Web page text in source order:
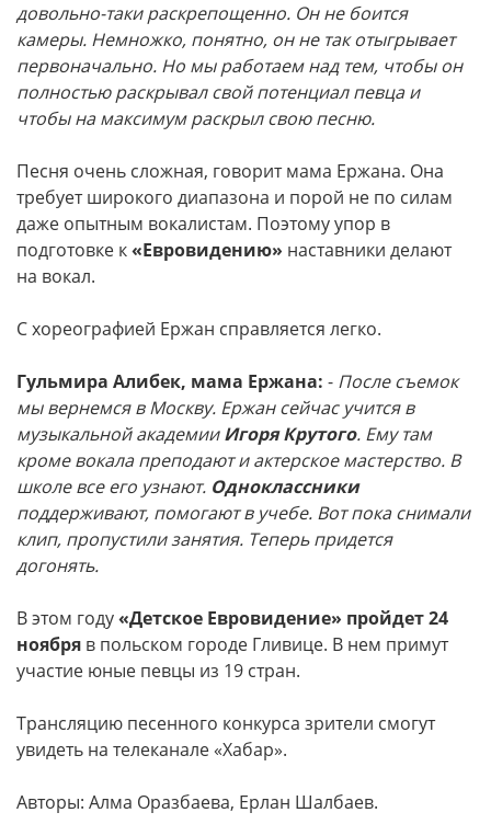
довольно-таки раскрепощенно. Он не боится
камеры. Немножко, понятно, он не так отыгрывает
первоначально. Но мы работаем над тем, чтобы он
полностью раскрывал свой потенциал певца и
чтобы на максимум раскрыл свою песню.
Песня очень сложная, говорит мама Ержана. Она
требует широкого диапазона и порой не по силам
даже опытным вокалистам. Поэтому упор в
подготовке к«Евровидению» наставники делают
на вокал.
С хореографией Ержан справляется легко.
Гульмира Алибек, мама Ержана: - После съемок
мы вернемся в Москву. Ержан сейчас учится в
музыкальной академииИгоря Крутого. Ему там
кроме вокала преподают и актерское мастерство. В
школе все его узнают. Одноклассники
поддерживают, помогают в учебе. Вот пока снимали
клип, пропустили занятия. Теперь придется
догонять.
В этом году«Детское Евровидение» пройдет 24
ноября в польском городе Гливице. В нем примут
участие юные певцы из 19 стран.
Трансляцию песенного конкурса зрители смогут
увидеть на телеканале «Хабар».
Авторы: Алма Оразбаева, Ерлан Шалбаев.